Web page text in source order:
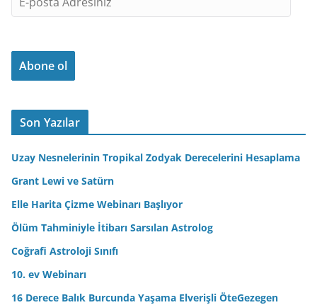
-
o
t
d
r
i
n
Abone ol
Son Yazılar
Uzay Nesnelerinin Tropikal Zodyak Derecelerini Hesaplama
Grant Lewi ve Satürn
Elle Harita Çizme Webinarı Başlıyor
Ölüm Tahminiyle İtibarı Sarsılan Astrolog
Coğrafi Astroloji Sınıfı
10. ev Webinarı
16 Derece Balık Burcunda Yaşama Elverişli ÖteGezegen